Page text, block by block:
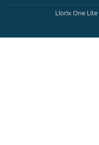
Llorix One Lite